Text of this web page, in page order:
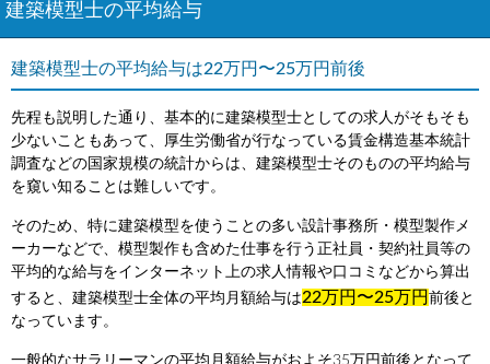
建築模型士の平均給与
建築模型士の平均給与は22万円〜25万円前後
先程も説明した通り、基本的に建築模型士としての求人がそもそも
少ないこともあって、厚生労働省が行なっている賃金構造基本統計
調査などの国家規模の統計からは、建築模型士そのものの平均給与
を窺い知ることは難しいです。
そのため、特に建築模型を使うことの多い設計事務所・模型製作メ
ーカーなどで、模型製作も含めた仕事を行う正社員・契約社員等の
平均的な給与をインターネット上の求人情報や口コミなどから算出
すると、建築模型士全体の平均月額給与は22万円〜25万円 前後と
なっています。
一般的なサラリーマンの平均月額給与がおよそ35万円前後となって